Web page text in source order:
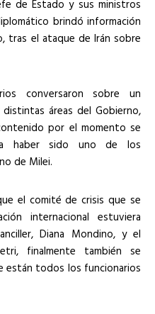
de Estado y sus ministros
brindó información
tras el ataque de Irán sobre
conversaron sobre un
áreas del Gobierno,
por el momento se
haber sido uno de los
de Milei.
el comité de crisis que se
internacional estuviera
Diana Mondino, y el
finalmente también se
están todos los funcionarios